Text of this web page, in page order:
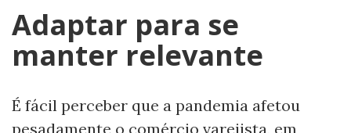
Adaptar para se
manter relevante
É fácil perceber que a pandemia afetou
pesadamente o comércio varejista, em